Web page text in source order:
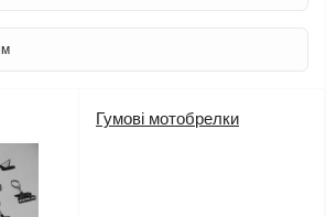
Гумові мотобрелки